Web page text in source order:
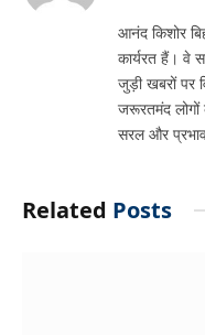
आनंद किशोर
कार्यरत हैं। वे
जुड़ी खबरों पर
जरूरतमंद लोगों
सरल और
Related Posts